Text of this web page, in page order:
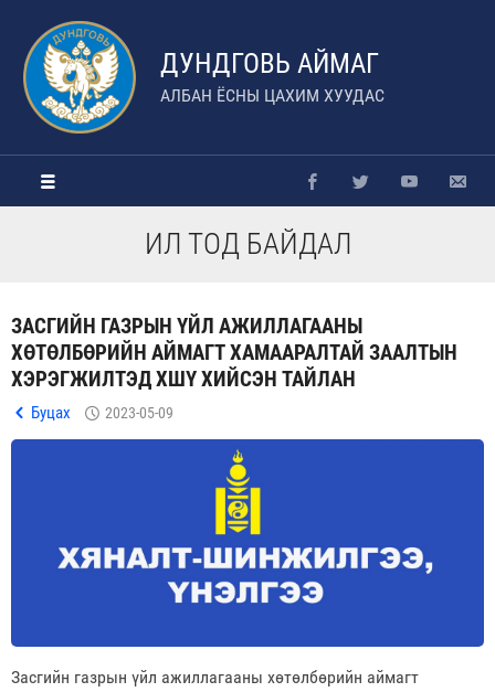
ДУНДГОВЬ АЙМАГ
АЛБАН ЁСНЫ ЦАХИМ ХУУДАС
ИЛ ТОД БАЙДАЛ
ЗАСГИЙН ГАЗРЫН ҮЙЛ АЖИЛЛАГААНЫ
ХӨТӨЛБӨРИЙН АЙМАГТ ХАМААРАЛТАЙ ЗААЛТЫН
ХЭРЭГЖИЛТЭД ХШҮ ХИЙСЭН ТАЙЛАН
Буцах 2023-05-09
Засгийн газрын үйл ажиллагааны хөтөлбөрийн аймагт